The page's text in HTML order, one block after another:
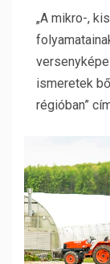
„A mikro-,
ismeretek
régióban”